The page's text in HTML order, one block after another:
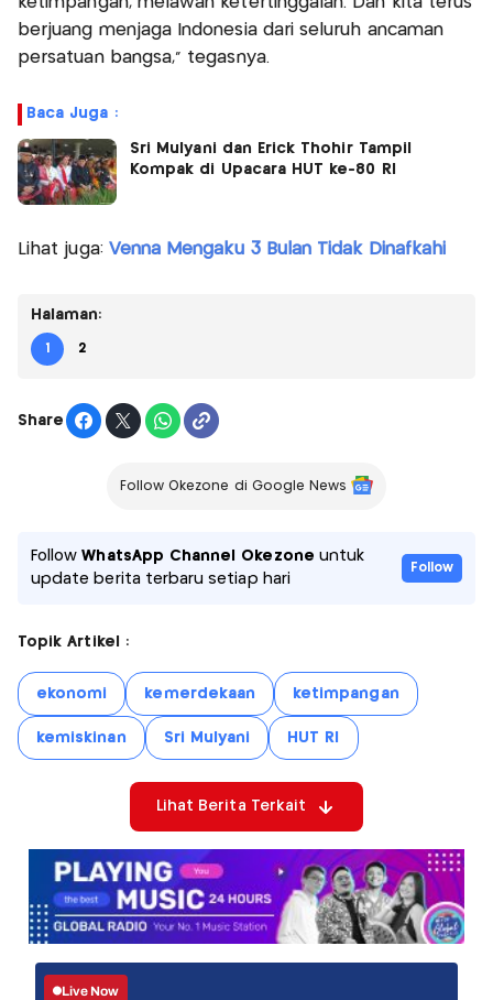
berjuang menjaga Indonesia dari seluruh ancaman
persatuan bangsa,” tegasnya.
Baca Juga :
Sri Mulyani dan Erick Thohir Tampil
Kompak di Upacara HUT ke-80 RI
Lihat juga: Venna Mengaku 3 Bulan Tidak Dinafkahi
Halaman:
1 2
Share
Follow Okezone di Google News
FollowWhatsApp Channel Okezone untuk
update berita terbaru setiap hari
Follow
Topik Artikel :
ekonomi kemerdekaan ketimpangan
kemiskinan Sri Mulyani HUT RI
Lihat Berita Terkait
Live Now